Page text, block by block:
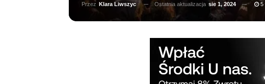
Przez Klara Liwszyc Ostatnia aktualizacja sie 1, 2024 5